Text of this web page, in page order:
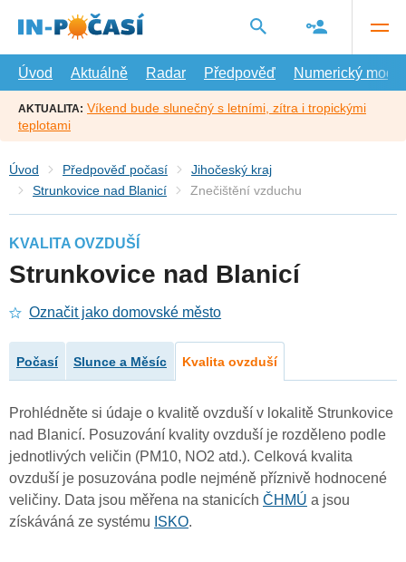
hlavní
Úvod
Aktuálně Radar Předpověď Numerický model
AKTUALITA: Víkend bude slunečný s letními, zítra i tropickými
teplotami
Úvod Předpověď počasí
Jihočeský kraj
Strunkovice nad Blanicí
Znečištění vzduchu
KVALITA OVZDUŠÍ
Strunkovice nad Blanicí
Označit jako domovské město
Počasí Slunce a Měsíc Kvalita ovzduší
Prohlédněte si údaje o kvalitě ovzduší v lokalitě Strunkovice
nad Blanicí. Posuzování kvality ovzduší je rozděleno podle
jednotlivých veličin (PM10, NO2 atd.). Celková kvalita
ovzduší je posuzována podle nejméně příznivě hodnocené
veličiny. Data jsou měřena na stanicích ČHMÚ a jsou
získáváná ze systému ISKO.